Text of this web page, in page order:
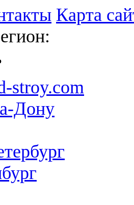
Карта
stroy.com
Дону